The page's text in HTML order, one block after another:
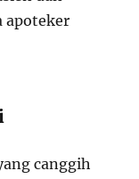
apoteker
canggih